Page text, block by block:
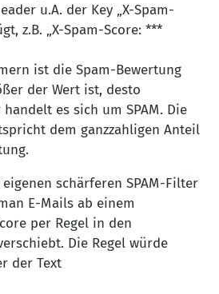
u.A. der Key „X-Spam-
z.B. „X-Spam-Score: ***
ist die Spam-Bewertung
der Wert ist, desto
es sich um SPAM. Die
dem ganzzahligen Anteil
schärferen SPAM-Filter
E-Mails ab einem
per Regel in den
Die Regel würde
der Text